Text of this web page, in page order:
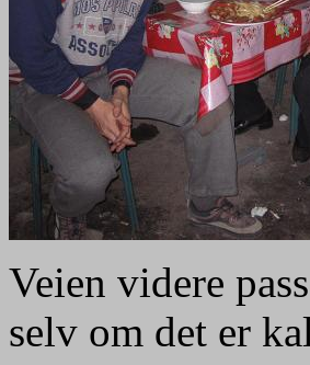
Veien videre
selv om det er